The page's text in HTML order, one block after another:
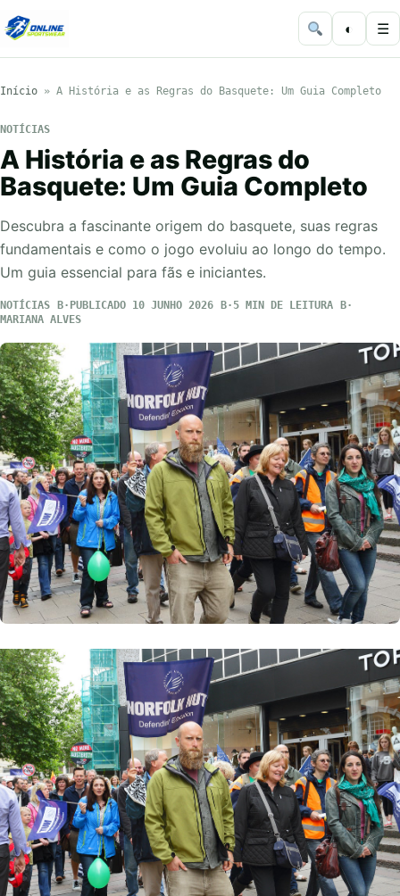
◐ ☰
Início » A História e as Regras do Basquete: Um Guia Completo
NOTÍCIAS
A História e as Regras do
Basquete: Um Guia Completo
Descubra a fascinante origem do basquete, suas regras
fundamentais e como o jogo evoluiu ao longo do tempo.
Um guia essencial para fãs e iniciantes.
NOTÍCIAS PUBLICADO 10 JUNHO 2026
5 MIN DE LEITURA
MARIANA ALVES